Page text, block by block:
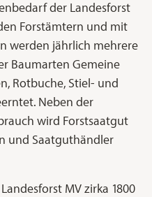
der Landesforst
Forstämtern und mit
werden jährlich mehrere
Baumarten Gemeine
Rotbuche, Stiel- und
Neben der
wird Forstsaatgut
und Saatguthändler
MV zirka 1800